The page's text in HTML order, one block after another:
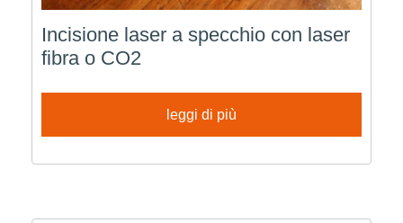
Incisione laser a specchio con laser
fibra o CO2
leggi di più